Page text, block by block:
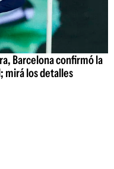
Barcelona confirmó la
mirá los detalles